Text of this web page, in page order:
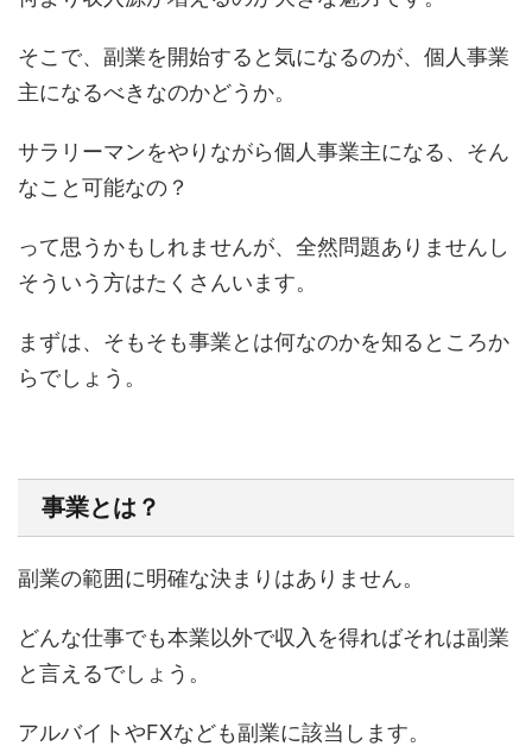
そこで、副業を開始すると気になるのが、個人事業
主になるべきなのかどうか。
サラリーマンをやりながら個人事業主になる、そん
なこと可能なの？
って思うかもしれませんが、全然問題ありませんし
そういう方はたくさんいます。
まずは、そもそも事業とは何なのかを知るところか
らでしょう。
事業とは？
副業の範囲に明確な決まりはありません。
どんな仕事でも本業以外で収入を得ればそれは副業
と言えるでしょう。
アルバイトやFXなども副業に該当します。